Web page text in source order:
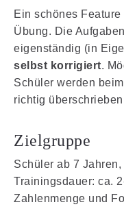
Ein schönes
Übung. Die
eigenständig (in
selbst korrigiert.
Schüler werden
richtig
Zielgruppe
Schüler ab 7
Trainingsdauer: ca.
Zahlenmenge und